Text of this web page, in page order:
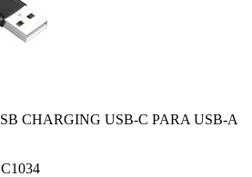
CHARGING USB-C PARA USB-A